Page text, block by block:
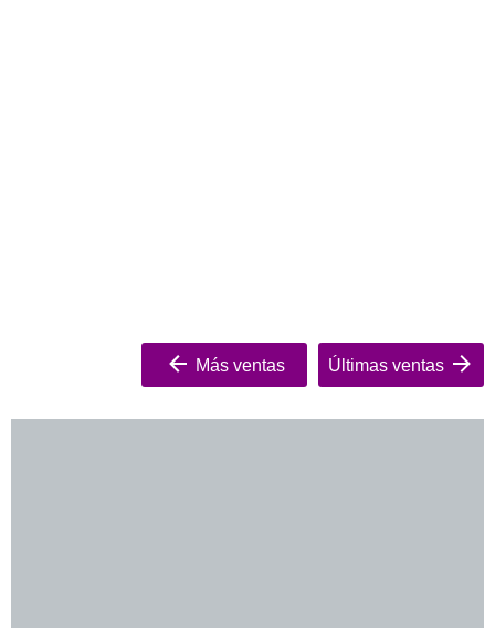
Más ventas Últimas ventas